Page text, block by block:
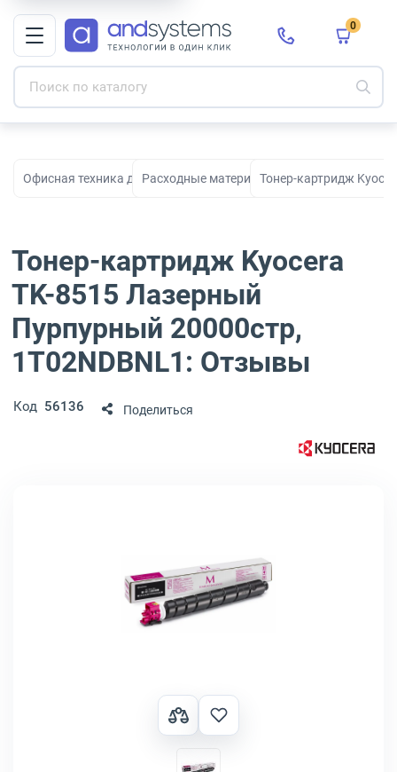
0
Офисная техника для печати, сканирования и
Расходные материалы для принтеров и
Тонер-картридж
Тонер-картридж Kyocera
TK-8515 Лазерный
Пурпурный 20000стр,
1T02NDBNL1: Отзывы
Код 56136 Поделиться